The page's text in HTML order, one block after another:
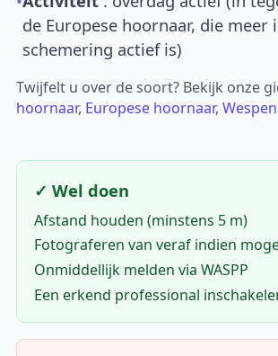
de Europese hoornaar, die meer
schemering actief is)
Twijfelt u over de soort? Bekijk onze
hoornaar, Europese hoornaar,
✓ Wel doen
Afstand houden (minstens 5 m)
Fotograferen van veraf indien
Onmiddellijk melden via WASPP
Een erkend professional